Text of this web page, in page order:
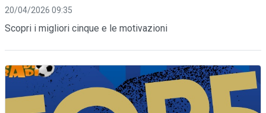
20/04/2026 09:35
Scopri i migliori cinque e le motivazioni